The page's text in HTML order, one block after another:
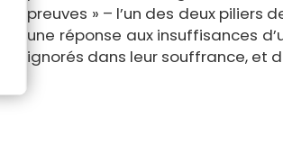
preuves » – l’un des deux
une réponse aux insuffisances
ignorés dans leur souffrance, et